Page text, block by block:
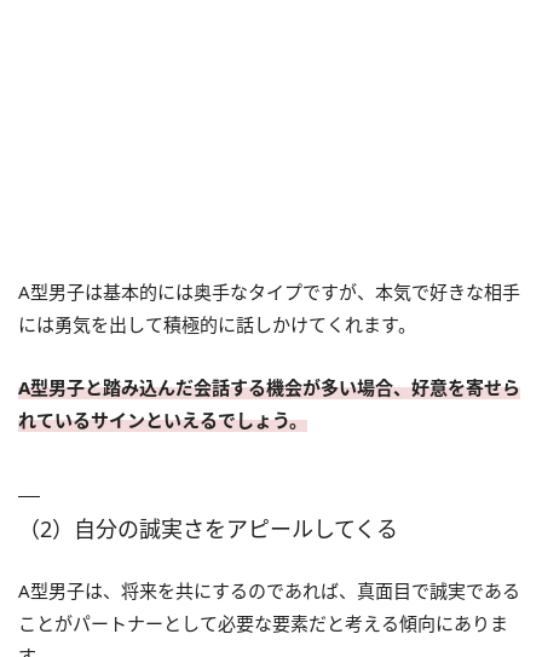
A型男子は基本的には奥手なタイプですが、本気で好きな相手
には勇気を出して積極的に話しかけてくれます。
A型男子と踏み込んだ会話する機会が多い場合、好意を寄せら
れているサインといえるでしょう。
（2）自分の誠実さをアピールしてくる
A型男子は、将来を共にするのであれば、真面目で誠実である
ことがパートナーとして必要な要素だと考える傾向にありま